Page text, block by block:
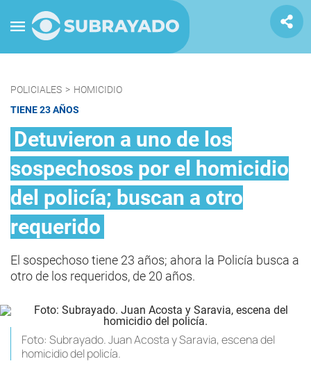
POLICIALES > HOMICIDIO
TIENE 23 AÑOS
Detuvieron a uno de los
sospechosos por el homicidio
del policía; buscan a otro
requerido
El sospechoso tiene 23 años; ahora la Policía busca a
otro de los requeridos, de 20 años.
Foto: Subrayado. Juan Acosta y Saravia, escena del
homicidio del policía.